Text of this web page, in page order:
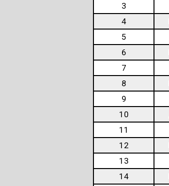
3
4
5
6
7
8
9
10
11
12
13
14